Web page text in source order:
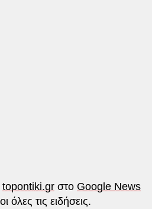
topontiki.grστο Google News
όλες τις ειδήσεις.